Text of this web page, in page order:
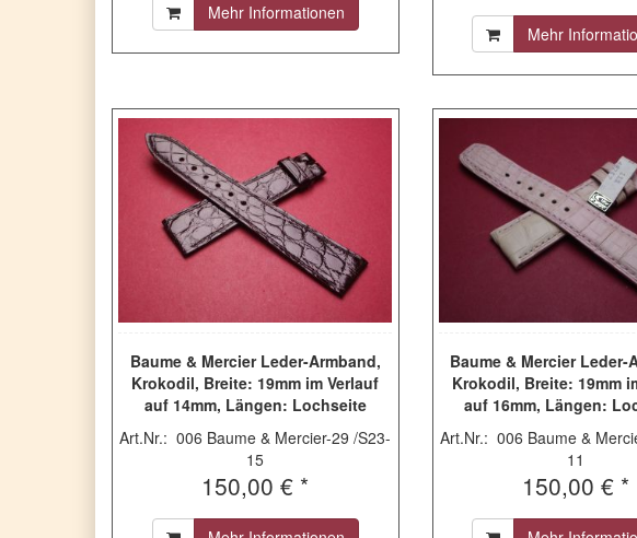
Mehr Informationen
Mehr
Baume & Mercier Leder-Armband,
Krokodil, Breite: 19mm im Verlauf
auf 14mm, Längen: Lochseite
110mm & Schließenseite 75mm,
Farbe: bordeaux-rot, ohne Schließe
Art.Nr.: 006 Baume & Mercier-29 /S23-
15
150,00 € *
Baume & Mercier Leder-
Krokodil, Breite: 19mm
auf 16mm, Längen:
105mm &
Farbe: rosa, ohne
MX002Q4T
Art.Nr.: 006 Baume &
11
150,00 € *